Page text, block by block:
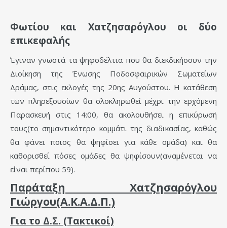
Φωτίου και Χατζησαρόγλου οι δύο
επικεφαλής
Έγιναν γνωστά τα ψηφοδέλτια που θα διεκδικήσουν την
Διοίκηση της Ένωσης Ποδοσφαιρικών Σωματείων
Δράμας, στις εκλογές της 20ης Αυγούστου. Η κατάθεση
των πληρεξουσίων θα ολοκληρωθεί μέχρι την ερχόμενη
Παρασκευή στις 14:00, θα ακολουθήσει η επικύρωσή
τους(το σημαντικότερο κομμάτι της διαδικασίας, καθώς
θα φάνει ποιος θα ψηφίσει για κάθε ομάδα) και θα
καθορισθεί πόσες ομάδες θα ψηφίσουν(αναμένεται να
είναι περίπου 59).
Παράταξη Χατζησαρόγλου
Γιώργου(Α.Κ.Α.Δ.Π.)
Για το Δ.Σ. (Τακτικοί)